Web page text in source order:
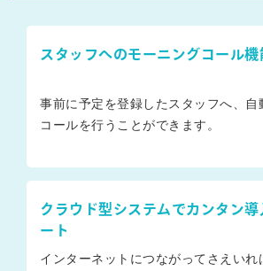
スタッフへのモーニングコール機
事前に予定を登録したスタッフへ、自
コールを行うことができます。
クラウド型システムでカンタン導
ート
インターネットにつながってさえいれ